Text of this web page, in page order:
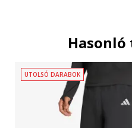
UTOLSÓ DARABOK